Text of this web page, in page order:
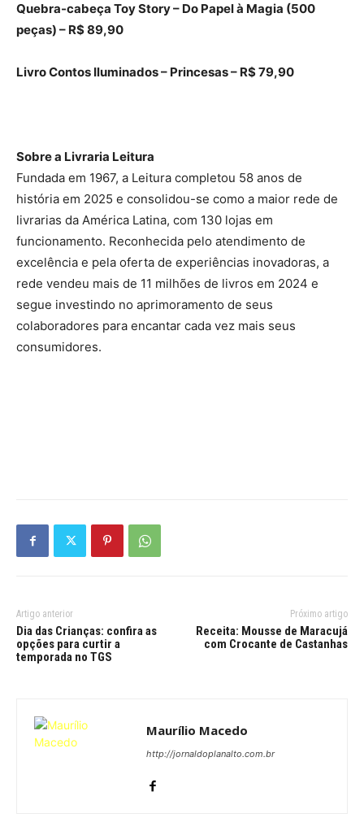
Quebra-cabeça Toy Story – Do Papel à Magia (500
peças) – R$ 89,90
Livro Contos Iluminados – Princesas – R$ 79,90
Sobre a Livraria Leitura
Fundada em 1967, a Leitura completou 58 anos de
história em 2025 e consolidou-se como a maior rede de
livrarias da América Latina, com 130 lojas em
funcionamento. Reconhecida pelo atendimento de
excelência e pela oferta de experiências inovadoras, a
rede vendeu mais de 11 milhões de livros em 2024 e
segue investindo no aprimoramento de seus
colaboradores para encantar cada vez mais seus
consumidores.
Artigo anterior
Dia das Crianças: confira as
opções para curtir a
temporada no TGS
Próximo artigo
Receita: Mousse de Maracujá
com Crocante de Castanhas
Maurílio Macedo
http://jornaldoplanalto.com.br